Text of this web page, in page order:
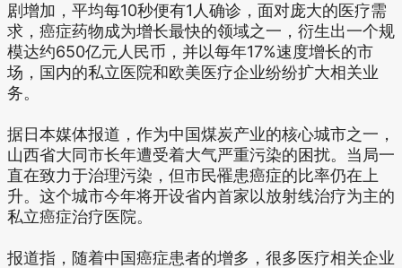
剧增加，平均每10秒便有1人确诊，面对庞大的医疗需
求，癌症药物成为增长最快的领域之一，衍生出一个规
模达约650亿元人民币，并以每年17%速度增长的市
场，国内的私立医院和欧美医疗企业纷纷扩大相关业
务。
据日本媒体报道，作为中国煤炭产业的核心城市之一，
山西省大同市长年遭受着大气严重污染的困扰。当局一
直在致力于治理污染，但市民罹患癌症的比率仍在上
升。这个城市今年将开设省内首家以放射线治疗为主的
私立癌症治疗医院。
报道指，随着中国癌症患者的增多，很多医疗相关企业